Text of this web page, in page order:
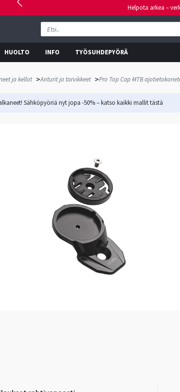
Helpota arkea –
HUOLTO INFO TYÖSUHDEPYÖRÄ
ja kellot >Anturit ja tarvikkeet >Pro Top Cap MTB
Sähköpyöriä nyt jopa -50% – katso kaikki mallittästä